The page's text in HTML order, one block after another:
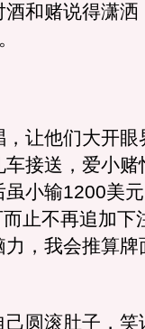
和赌说得潇洒
让他们大开眼
接送，爱小赌
小输1200美
止不再追加下
，我会推算牌
滚肚子，笑